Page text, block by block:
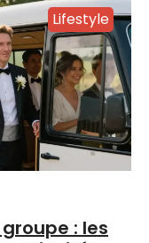
Lifestyle
: les